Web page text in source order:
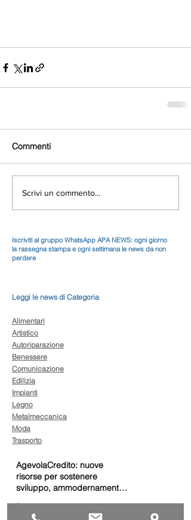
Commenti
Scrivi un commento...
Iscriviti al gruppo WhatsApp APA NEWS: ogni giorno
la rassegna stampa e ogni settimana le news da non
perdere
Leggi le news di Categoria
Alimentari
Artistico
Autoriparazione
Benessere
Comunicazione
Edilizia
Impianti
Legno
Metalmeccanica
Moda
Trasporto
AgevolaCredito: nuove
risorse per sostenere
sviluppo, ammodernamento
Bandi